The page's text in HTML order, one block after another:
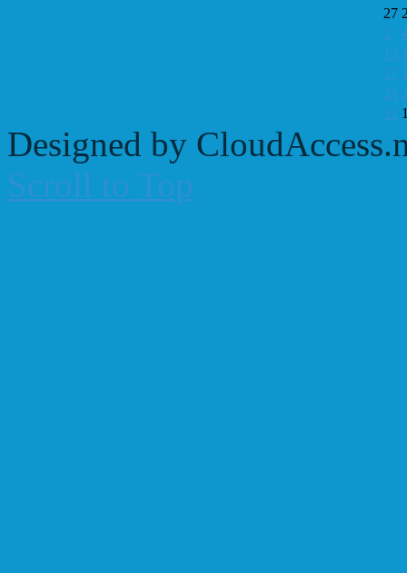
27
3
10
17
24
31
Designed by
Scroll to Top